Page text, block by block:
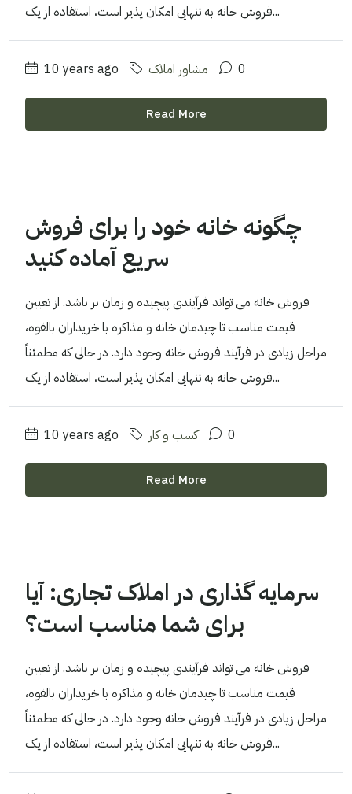
فروش خانه به تنهایی امکان پذیر است، استفاده از یک...
10 years ago مشاور املاک 0
Read More
چگونه خانه خود را برای فروش
سریع آماده کنید
فروش خانه می تواند فرآیندی پیچیده و زمان بر باشد. از تعیین
قیمت مناسب تا چیدمان خانه و مذاکره با خریداران بالقوه،
مراحل زیادی در فرآیند فروش خانه وجود دارد. در حالی که مطمئناً
فروش خانه به تنهایی امکان پذیر است، استفاده از یک...
10 years ago کسب و کار 0
Read More
سرمایه گذاری در املاک تجاری: آیا
برای شما مناسب است؟
فروش خانه می تواند فرآیندی پیچیده و زمان بر باشد. از تعیین
قیمت مناسب تا چیدمان خانه و مذاکره با خریداران بالقوه،
مراحل زیادی در فرآیند فروش خانه وجود دارد. در حالی که مطمئناً
فروش خانه به تنهایی امکان پذیر است، استفاده از یک...